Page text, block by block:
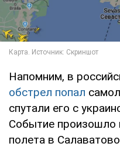
Напомним, в
обстрел попал
спутали его с
Событие произошло
полета в